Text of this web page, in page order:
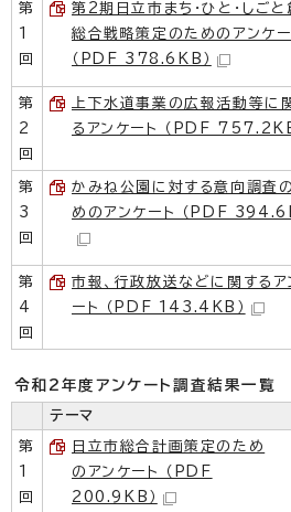
第
1
回
第2期日立市まち・ひと・しごと
総合戦略策定のためのアンケー
（PDF 378.6KB）
第
2
回
上下水道事業の広報活動等に
るアンケート （PDF 757.2KB
第
3
回
かみね公園に対する意向調査
めのアンケート （PDF
第
4
回
市報、行政放送などに関するア
ート （PDF 143.4KB）
令和2年度アンケート調査結果一覧
テーマ
第
1
回
日立市総合計画策定のため
のアンケート （PDF
200.9KB）